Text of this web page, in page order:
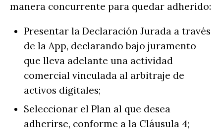
manera concurrente para quedar adherido:
Presentar la Declaración Jurada a través
de la App, declarando bajo juramento
que lleva adelante una actividad
comercial vinculada al arbitraje de
activos digitales;
Seleccionar el Plan al que desea
adherirse, conforme a la Cláusula 4;